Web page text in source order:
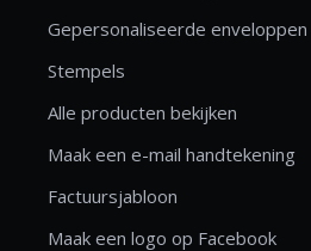
Gepersonaliseerde enveloppen
Stempels
Alle producten bekijken
Maak een e-mail handtekening
Factuursjabloon
Maak een logo op Facebook